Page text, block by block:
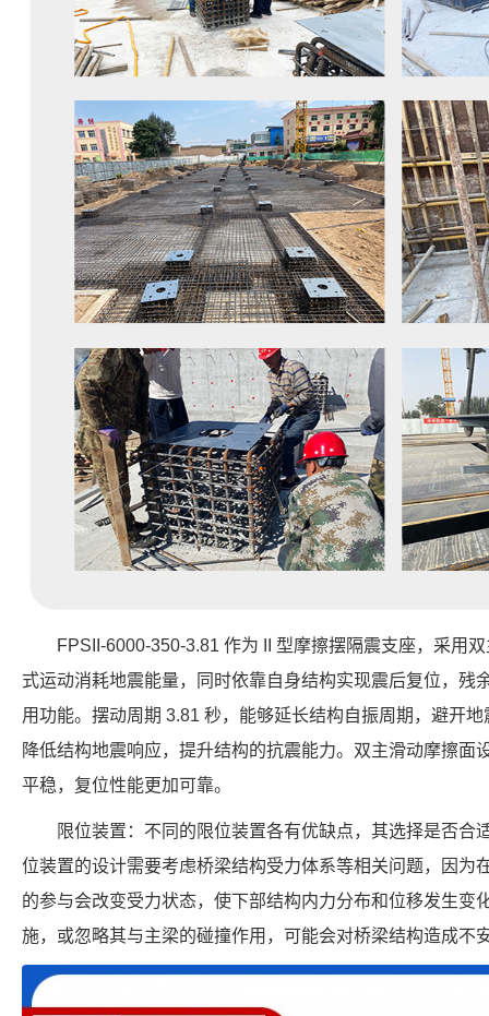
FPSII-6000-350-3.81 作为 II 型摩擦摆隔震支座，采用
式运动消耗地震能量，同时依靠自身结构实现震后复位，残
用功能。摆动周期 3.81 秒，能够延长结构自振周期，避开
降低结构地震响应，提升结构的抗震能力。双主滑动摩擦面
平稳，复位性能更加可靠。
限位装置：不同的限位装置各有优缺点，其选择是否合
位装置的设计需要考虑桥梁结构受力体系等相关问题，因为
的参与会改变受力状态，使下部结构内力分布和位移发生变
施，或忽略其与主梁的碰撞作用，可能会对桥梁结构造成不